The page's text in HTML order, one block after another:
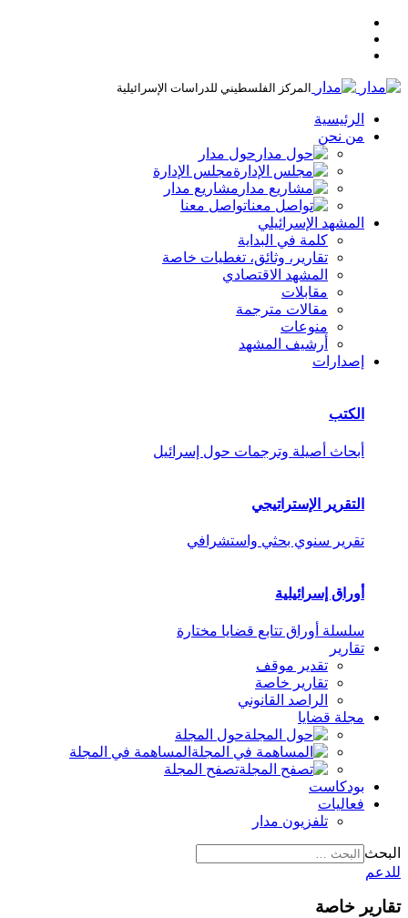
المركز الفلسطيني للدراسات الإسرائيلية
الرئيسية
من نحن
حول مدار
مجلس الإدارة
مشاريع مدار
تواصل معنا
المشهد الإسرائيلي
كلمة في البداية
تقارير، وثائق، تغطيات خاصة
المشهد الاقتصادي
مقابلات
مقالات مترجمة
منوعات
أرشيف المشهد
إصدارات
الكتب
أبحاث أصيلة وترجمات حول إسرائيل
التقرير الإستراتيجي
تقرير سنوي بحثي واستشرافي
أوراق إسرائيلية
سلسلة أوراق تتابع قضايا مختارة
تقارير
تقدير موقف
تقارير خاصة
الراصد القانوني
مجلة قضايا
حول المجلة
المساهمة في المجلة
تصفح المجلة
بودكاست
فعاليات
تلفزيون مدار
البحث
للدعم
تقارير خاصة